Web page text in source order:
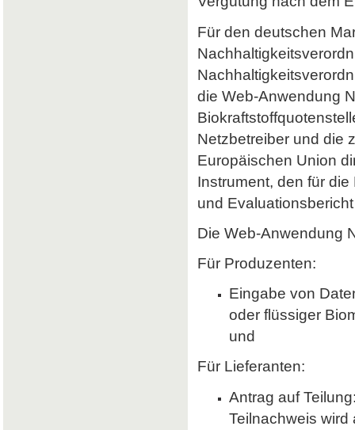
Für den deutschen
die Web-Anwendung
Netzbetreiber und die
Europäischen Union
Instrument, den für
und
Die Web-Anwendung
Für Produzenten:
Eingabe von
oder flüssiger
und
Für Lieferanten:
Antrag auf
Teilnachweis wird